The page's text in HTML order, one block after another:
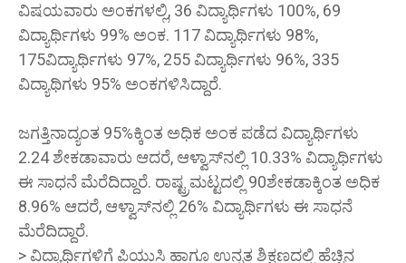
ವಿಷಯವಾರು ಅಂಕಗಳಲ್ಲಿ, 36 ವಿದ್ಯಾರ್ಥಿಗಳು 100%, 69
ವಿದ್ಯಾರ್ಥಿಗಳು 99% ಅಂಕ. 117 ವಿದ್ಯಾರ್ಥಿಗಳು 98%,
175ವಿದ್ಯಾರ್ಥಿಗಳು 97%, 255 ವಿದ್ಯಾರ್ಥಿಗಳು 96%, 335
ವಿದ್ಯಾಥಿಗಳು 95% ಅಂಕಗಳಿಸಿದ್ದಾರೆ.
ಜಗತ್ತಿನಾದ್ಯಂತ 95%ಕ್ಕಿಂತ ಅಧಿಕ ಅಂಕ ಪಡೆದ ವಿದ್ಯಾರ್ಥಿಗಳು
2.24 ಶೇಕಡಾವಾರು ಆದರೆ, ಆಳ್ವಾಸ್‌ನಲ್ಲಿ 10.33% ವಿದ್ಯಾರ್ಥಿಗಳು
ಈ ಸಾಧನೆ ಮೆರೆದಿದ್ದಾರೆ. ರಾಷ್ಟ್ರಮಟ್ಟದಲ್ಲಿ 90ಶೇಕಡಾಕ್ಕಿಂತ ಅಧಿಕ
8.96% ಆದರೆ, ಆಳ್ವಾಸ್‌ನಲ್ಲಿ 26% ವಿದ್ಯಾರ್ಥಿಗಳು ಈ ಸಾಧನೆ
ಮೆರೆದಿದ್ದಾರೆ.
> ವಿದ್ಯಾರ್ಥಿಗಳಿಗೆ ಪಿಯುಸಿ ಹಾಗೂ ಉನ್ನತ ಶಿಕ್ಷಣದಲ್ಲಿ ಹೆಚ್ಚಿನ